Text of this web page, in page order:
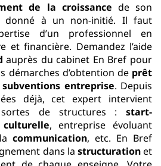
de la croissance de son
donné à un non-initié. Il faut
d’un professionnel en
et financière. Demandez l’aide
auprès du cabinet En Bref pour
démarches d’obtention de prêt
subventions entreprise. Depuis
déjà, cet expert intervient
de structures : start-
, entreprise évoluant
communication, etc. En Bref
dans la structurationet